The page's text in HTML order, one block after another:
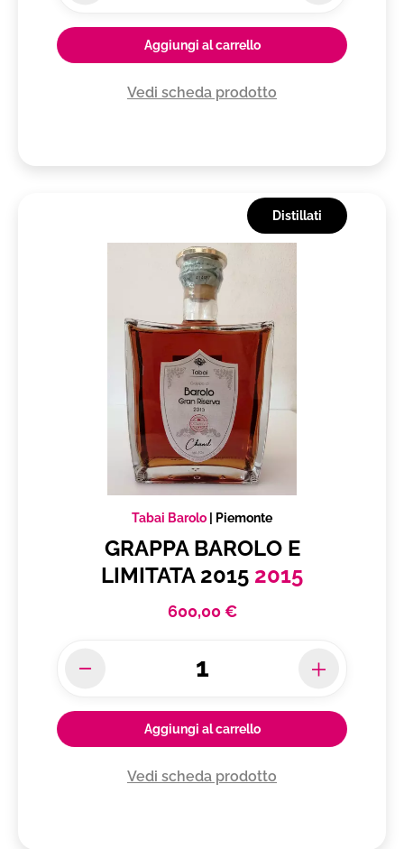
Aggiungi al carrello
Vedi scheda prodotto
Distillati
Tabai Barolo Piemonte
GRAPPA BAROLO E
LIMITATA 2015 2015
600,00 €
Aggiungi al carrello
Vedi scheda prodotto